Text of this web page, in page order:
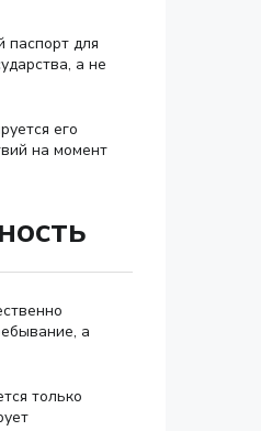
паспорт для
а не
его
на момент
а
только